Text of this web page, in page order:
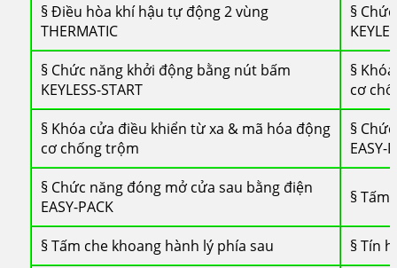
§ Điều hòa khí hậu tự động 2 vùng
THERMATIC
§
§ Chức năng khởi động bằng nút bấm
KEYLESS-START
§
cơ
§ Khóa cửa điều khiển từ xa & mã hóa động
cơ chống trộm
§
EASY-
§ Chức năng đóng mở cửa sau bằng điện
EASY-PACK
§ Tấm
§ Tấm che khoang hành lý phía sau § Tín